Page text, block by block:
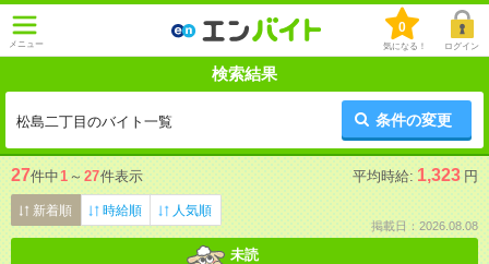
メニュー
0
気になる！ ログイン
検索結果
松島二丁目のバイト一覧 条件の変更
27件中1 ～ 27件表示 平均時給: 1,323 円
新着順 時給順 人気順
掲載日：2026.08.08
未読